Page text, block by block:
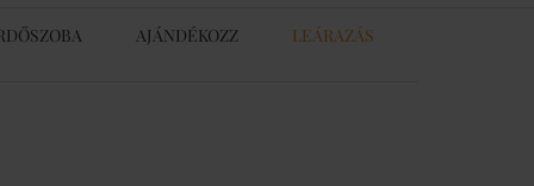
AJÁNDÉKOZZ LEÁRAZÁS